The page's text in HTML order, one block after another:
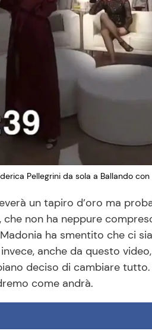
Pellegrini da sola a Ballando
un tapiro d’oro ma
non ha neppure
ha smentito che ci
anche da questo
deciso di cambiare
come andrà.